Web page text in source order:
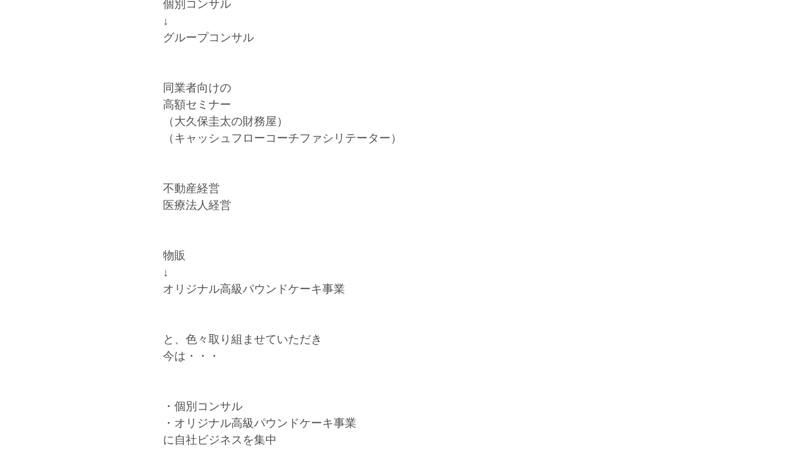
個別コンサル
↓
グループコンサル
同業者向けの
高額セミナー
（大久保圭太の財務屋）
（キャッシュフローコーチファシリテーター）
不動産経営
医療法人経営
物販
↓
オリジナル高級パウンドケーキ事業
と、色々取り組ませていただき
今は・・・
・個別コンサル
・オリジナル高級パウンドケーキ事業
に自社ビジネスを集中